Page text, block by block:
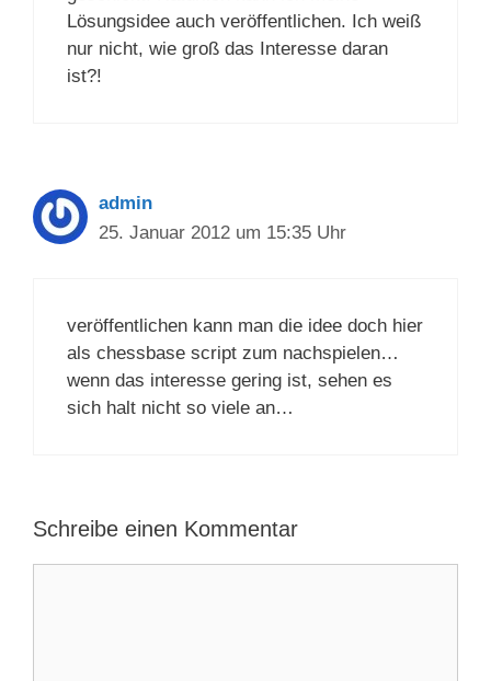
Lösungsidee auch veröffentlichen. Ich weiß
nur nicht, wie groß das Interesse daran
ist?!
admin
25. Januar 2012 um 15:35 Uhr
veröffentlichen kann man die idee doch hier
als chessbase script zum nachspielen…
wenn das interesse gering ist, sehen es
sich halt nicht so viele an…
Schreibe einen Kommentar